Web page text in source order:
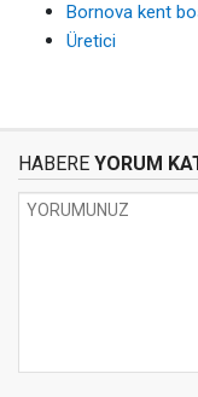
Bornova kent
Üretici
HABERE YORUM